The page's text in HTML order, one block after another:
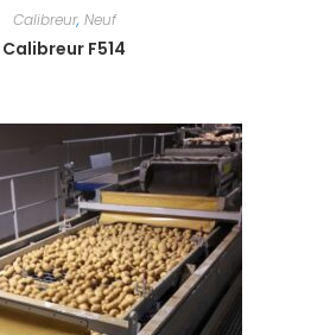
Calibreur, Neuf
Calibreur F514